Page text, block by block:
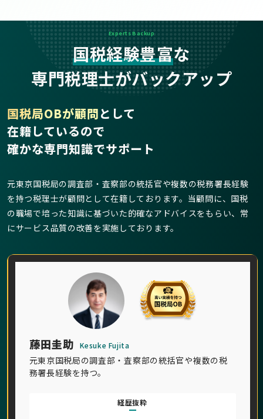
Experts Backup
国税経験豊富な
専門税理士がバックアップ
藤田圭助 Kesuke Fujita
元東京国税局の調査部・査察部の統括官や複数の税
務署長経験を持つ。
経歴抜粋
国税局OBが顧問として
在籍しているので
確かな専門知識でサポート
元東京国税局の調査部・査察部の統括官や複数の税務署長経験
を持つ税理士が顧問として在籍しております。当顧問に、国税
の職場で培った知識に基づいた的確なアドバイスをもらい、常
にサービス品質の改善を実施しております。